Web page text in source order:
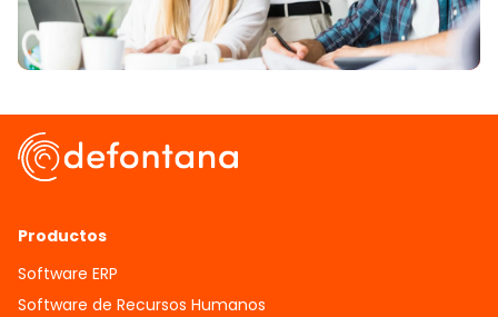
Productos
Software ERP
Software de Recursos Humanos